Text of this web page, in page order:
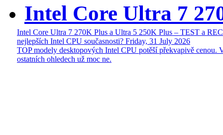
Intel Core Ultra 7
Intel Core Ultra 7 270K Plus a Ultra 5 250K Plus – TEST a
nejlepších Intel CPU současnosti? Friday, 31 July 2026
TOP modely desktopových Intel CPU potěší překvapivě cenou.
ostatních ohledech už moc ne.